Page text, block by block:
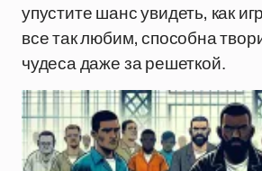
упустите шанс увидеть, как
все так любим, способна
чудеса даже за решеткой.